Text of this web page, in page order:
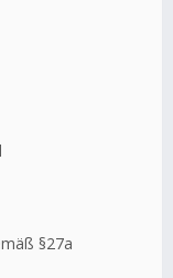
§27a